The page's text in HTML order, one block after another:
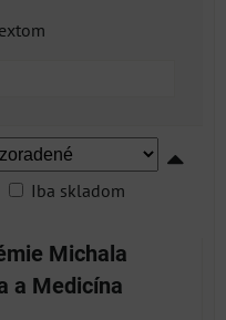
Iba skladom
Michala
a Medicína